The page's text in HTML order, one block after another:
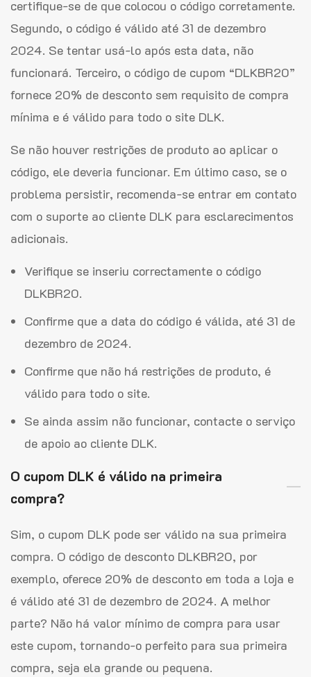
certifique-se de que colocou o código corretamente.
Segundo, o código é válido até 31 de dezembro
2024. Se tentar usá-lo após esta data, não
funcionará. Terceiro, o código de cupom “DLKBR20”
fornece 20% de desconto sem requisito de compra
mínima e é válido para todo o site DLK.
Se não houver restrições de produto ao aplicar o
código, ele deveria funcionar. Em último caso, se o
problema persistir, recomenda-se entrar em contato
com o suporte ao cliente DLK para esclarecimentos
adicionais.
Verifique se inseriu correctamente o código
DLKBR20.
Confirme que a data do código é válida, até 31 de
dezembro de 2024.
Confirme que não há restrições de produto, é
válido para todo o site.
Se ainda assim não funcionar, contacte o serviço
de apoio ao cliente DLK.
O cupom DLK é válido na primeira
compra?
Sim, o cupom DLK pode ser válido na sua primeira
compra. O código de desconto DLKBR20, por
exemplo, oferece 20% de desconto em toda a loja e
é válido até 31 de dezembro de 2024. A melhor
parte? Não há valor mínimo de compra para usar
este cupom, tornando-o perfeito para sua primeira
compra, seja ela grande ou pequena.